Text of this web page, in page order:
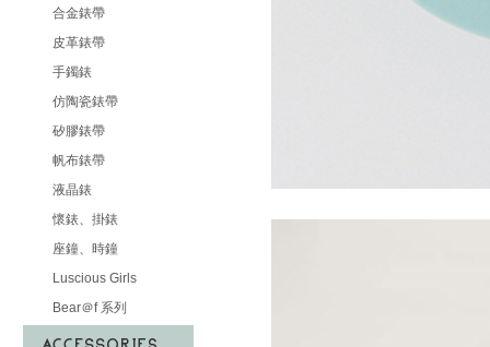
合金錶帶
皮革錶帶
手鐲錶
仿陶瓷錶帶
矽膠錶帶
帆布錶帶
液晶錶
懷錶、掛錶
座鐘、時鐘
Luscious Girls
Bear＠f 系列